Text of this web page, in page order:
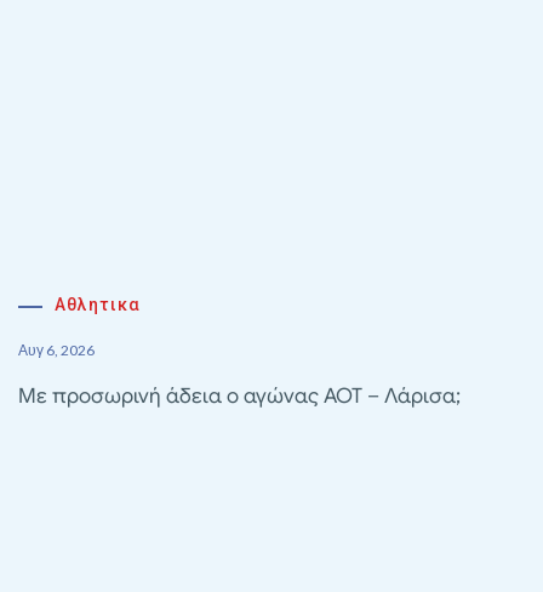
Αθλητικα
Αυγ 6, 2026
Με προσωρινή άδεια ο αγώνας ΑΟΤ – Λάρισα;